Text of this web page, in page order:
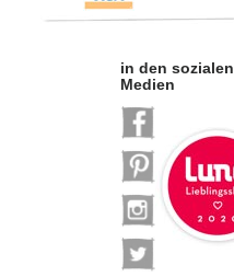
in den sozialen
Medien